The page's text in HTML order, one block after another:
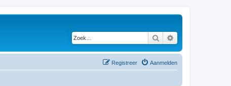
Zoek
Aanmelden
Registreer